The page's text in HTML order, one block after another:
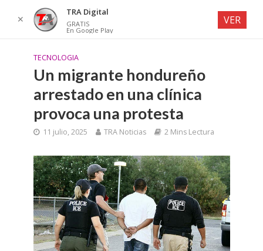
TECNOLOGIA
Un migrante hondureño
arrestado en una clínica
provoca una protesta
11 julio, 2025 TRA Noticias 2 Mins Lectura
✕
TRA Digital
GRATIS
En Google Play
VER